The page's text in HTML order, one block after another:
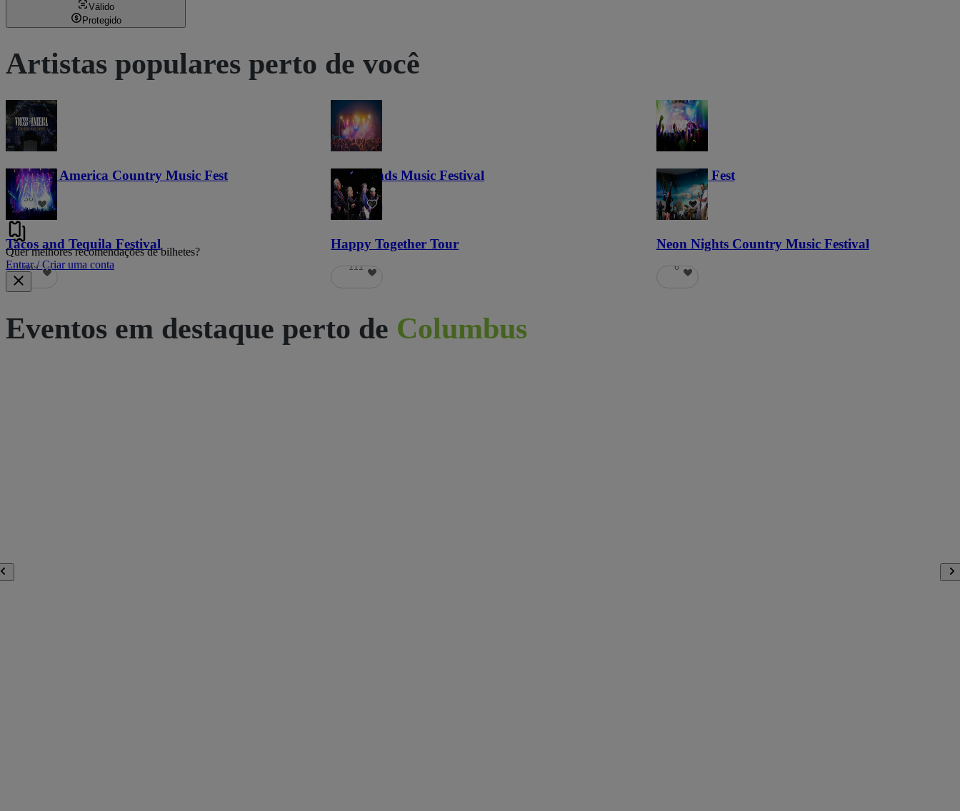
Válido
Protegido
Artistas populares perto de você
Voices of America Country Music Fest
36
Lost Lands Music Festival
121
Haunted Fest
58
Tacos and Tequila Festival
689
Happy Together Tour
111
Neon Nights Country Music Festival
6
Quer melhores recomendações de bilhetes?
Entrar / Criar uma conta
Eventos em destaque perto de Columbus